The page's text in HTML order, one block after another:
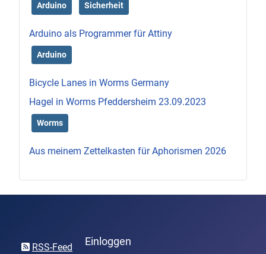
Arduino Sicherheit
Arduino als Programmer für Attiny
Arduino
Bicycle Lanes in Worms Germany
Hagel in Worms Pfeddersheim 23.09.2023
Worms
Aus meinem Zettelkasten für Aphorismen 2026
RSS-Feed
Einloggen